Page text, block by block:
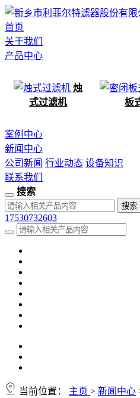
首页
关于我们
产品中心
烛
式过滤机
板
案例中心
新闻中心
公司新闻 行业动态 设备知识
联系我们
搜索
17530732603
当前位置： 主页 > 新闻中心